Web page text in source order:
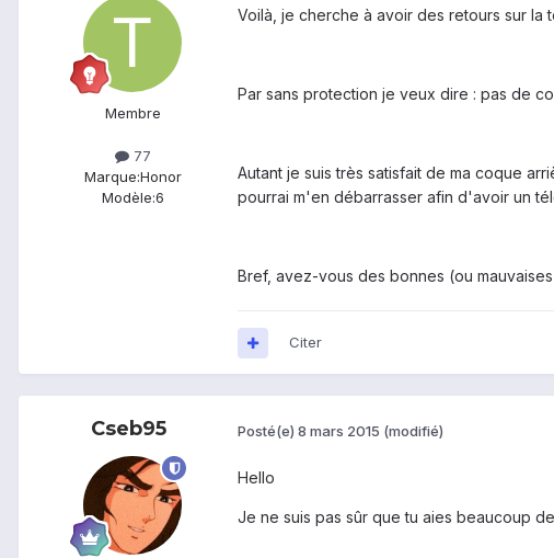
Membre
77
Marque:Honor
Modèle:6
Voilà, je cherche à avoir des retours sur la
Par sans protection je veux dire : pas de
Autant je suis très satisfait de ma coque
pourrai m'en débarrasser afin d'avoir un
Bref, avez-vous des bonnes (ou
Citer
Cseb95 Posté(e) 8 mars 2015 (modifié)
Hello
Je ne suis pas sûr que tu aies beaucoup